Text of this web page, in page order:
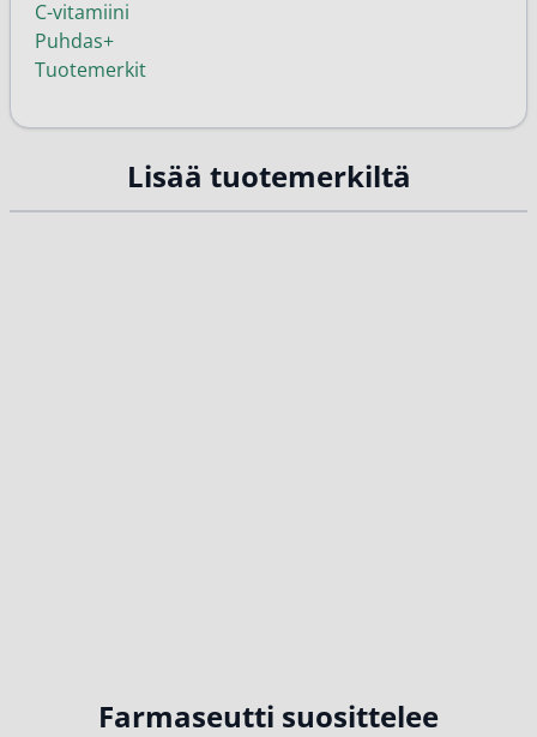
C-vitamiini
Puhdas+
Tuotemerkit
Lisää tuotemerkiltä
Farmaseutti suosittelee